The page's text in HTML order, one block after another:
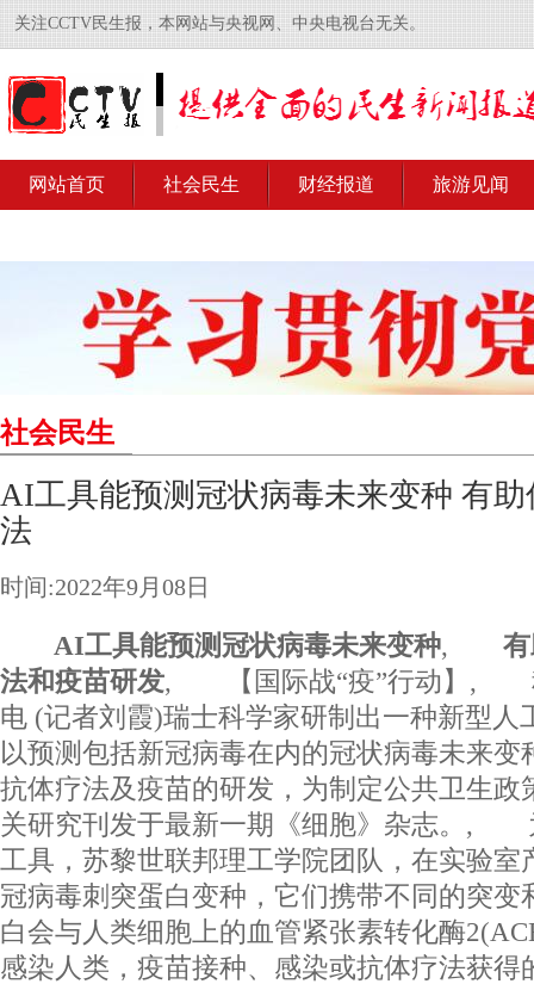
关注CCTV民生报，本网站与央视网、中央电视台无关。
网站首页 社会民生 财经报道 旅游见闻
社会民生
AI工具能预测冠状病毒未来变种 有
法
时间:2022年9月08日
AI工具能预测冠状病毒未来变种, 有助
法和疫苗研发, 【国际战“疫”行动】, 科
电 (记者刘霞)瑞士科学家研制出一种新型
以预测包括新冠病毒在内的冠状病毒未来变
抗体疗法及疫苗的研发，为制定公共卫生政
关研究刊发于最新一期《细胞》杂志。,
工具，苏黎世联邦理工学院团队，在实验室
冠病毒刺突蛋白变种，它们携带不同的突变
白会与人类细胞上的血管紧张素转化酶
感染人类，疫苗接种、感染或抗体疗法获得